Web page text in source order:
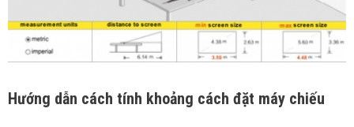
Hướng dẫn cách tính khoảng cách đặt máy chiếu